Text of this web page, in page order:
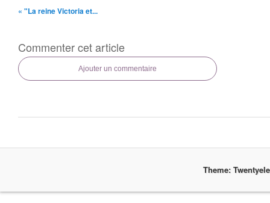
« "La reine Victoria et...
Commenter cet article
Ajouter un commentaire
Theme: